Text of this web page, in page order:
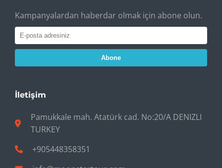
Kampanyalardan haberdar olmak için abone olun.
Abone
İletişim
Pamukkale mah. Atatürk cad. No:20/A DENIZLI
TURKEY
+905448358351